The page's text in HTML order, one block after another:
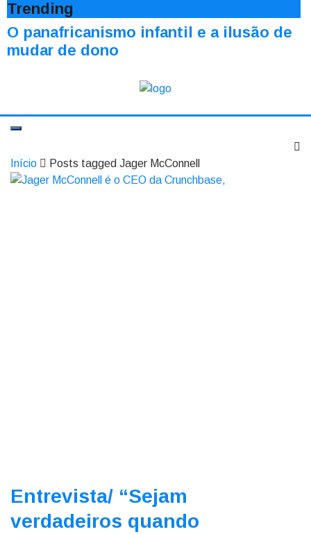
Trending
O panafricanismo infantil e a ilusão de
mudar de dono
Início Posts tagged Jager McConnell
Entrevista/ “Sejam
verdadeiros quando